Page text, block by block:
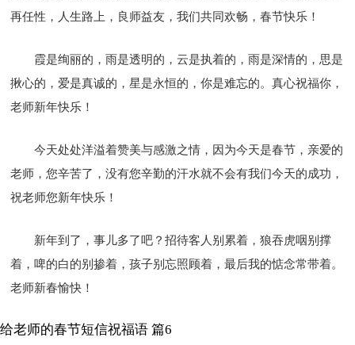
再任性，人生路上，良师益友，我们共同欢畅，春节快乐！
霞是绚丽的，雨是透明的，云是执着的，雨是深情的，思是
揪心的，爱是真诚的，星是永恒的，你是难忘的。真心祝福你，
老师新年快乐！
今天处处洋溢着赞美与感激之情，因为今天是春节，亲爱的
老师，您辛苦了，没有您辛勤的汗水就不会有我们今天的成功，
祝老师您新年快乐！
新年到了，事儿多了吧？招待客人别累着，狼吞虎咽别撑
着，啤的白的别掺着，孩子别忘照顾着，最后我的惦念常带着。
老师新春愉快！
给老师的春节短信祝福语 篇6